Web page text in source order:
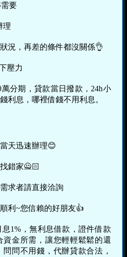
要
理
況，再差的條件都沒關係👌
壓力
分期，貸款當日撥款，24h小
利息，哪裡借錢不用利息。
天迅速辦理😊
錯家🙅🏻
求者請直接洽詢
利~您信賴的好朋友👍
1%，無利息借款，證件借款
資金所需，讓您輕輕鬆鬆的還
問不用錢，代辦貸款合法，